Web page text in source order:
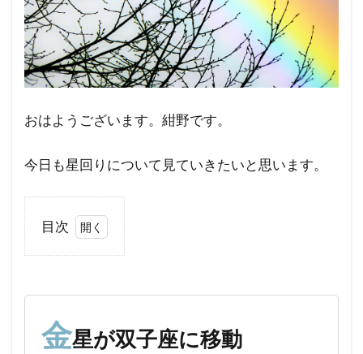
おはようございます。紺野です。
今日も星回りについて見ていきたいと思います。
目次
子
金星が双子座に移動